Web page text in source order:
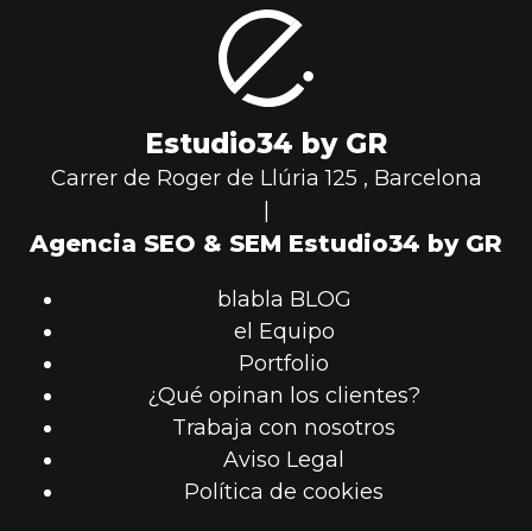
Estudio34 by GR
Carrer de Roger de Llúria 125 , Barcelona
Agencia SEO & SEM Estudio34 by GR
blabla BLOG
el Equipo
Portfolio
¿Qué opinan los clientes?
Trabaja con nosotros
Aviso Legal
Política de cookies